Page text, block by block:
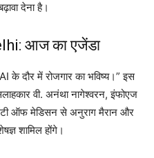
देना है।
आज का एजेंडा
के दौर में रोजगार का भविष्य।” इस
वी. अनंथा नागेश्वरन, इंफोएज
ऑफ मेडिसन से अनुराग मैरान और
शामिल होंगे।